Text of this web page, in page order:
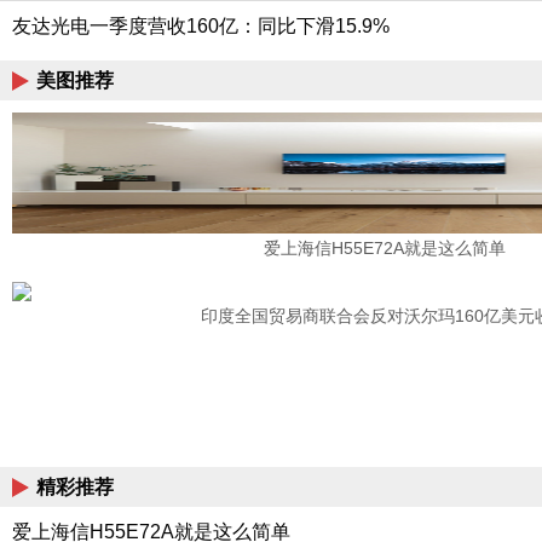
友达光电一季度营收160亿：同比下滑15.9%
美图推荐
爱上海信H55E72A就是这么简单
印度全国贸易商联合会反对沃尔玛160亿美元
精彩推荐
爱上海信H55E72A就是这么简单